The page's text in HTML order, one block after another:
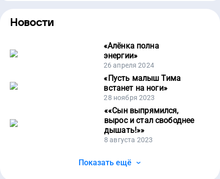
Новости
«Алёнка полна
энергии»
26 апреля 2024
«Пусть малыш Тима
встанет на ноги»
28 ноября 2023
««Сын выпрямился,
вырос и стал свободнее
дышать!»»
8 августа 2023
Показать ещё